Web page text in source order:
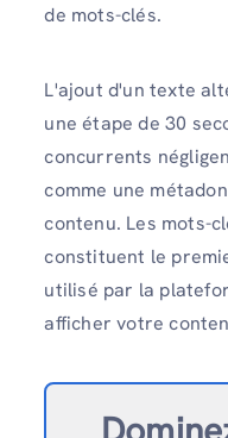
de mots-clés.
L'ajout d'un texte
une étape de 30
concurrents
comme une
contenu. Les mots-
constituent le
utilisé par la
afficher votre